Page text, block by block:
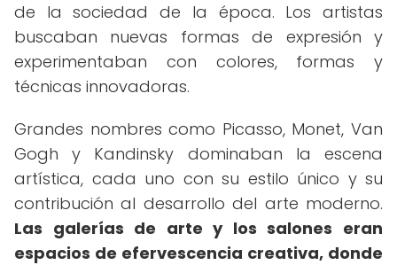
de la sociedad de la época. Los artistas
buscaban nuevas formas de expresión y
experimentaban con colores, formas y
técnicas innovadoras.
Grandes nombres como Picasso, Monet, Van
Gogh y Kandinsky dominaban la escena
artística, cada uno con su estilo único y su
contribución al desarrollo del arte moderno.
Las galerías de arte y los salones eran
espacios de efervescencia creativa, donde